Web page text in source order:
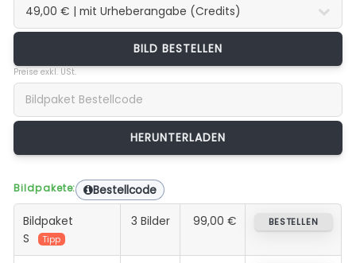
BILD BESTELLEN
Preise exkl. USt.
Bildpakete: Bestellcode
Bildpaket
S
Tipp
3 Bilder 99,00 € BESTELLEN